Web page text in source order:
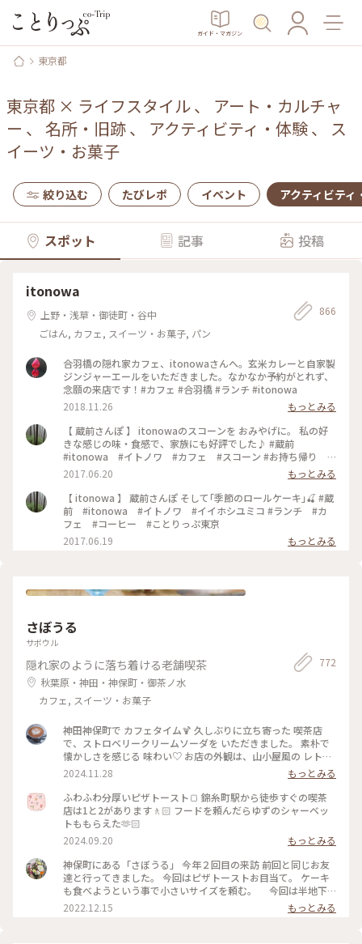
ガイド・マガジン
東京都
東京都 × ライフスタイル、 アート・カルチャ
ー 、 名所・旧跡、 アクティビティ・体験、 ス
イーツ・お菓子
絞り込む たびレポ イベント アクティビティ
スポット 記事 投稿
itonowa
上野・浅草・御徒町・谷中
ごはん, カフェ, スイーツ・お菓子, パン
866
合羽橋の隠れ家カフェ、itonowaさんへ。玄米カレーと自家製
ジンジャーエールをいただきました。なかなか予約がとれず、
念願の来店です！#カフェ #合羽橋 #ランチ #itonowa
2018.11.26
もっとみる
【 蔵前さんぽ 】 itonowaのスコーンを おみやげに。 私の好
きな感じの味・食感で、家族にも好評でした♪ #蔵前
#itonowa #イトノワ #カフェ #スコーン #お持ち帰り #
おみやげ
2017.06.20
もっとみる
【 itonowa 】 蔵前さんぽ そして｢季節のロールケーキ｣🍒 #蔵
前 #itonowa #イトノワ #イイホシユミコ #ランチ #カ
フェ #コーヒー #ことりっぷ東京
2017.06.19
もっとみる
さぼうる
サボウル
隠れ家のように落ち着ける老舗喫茶
秋葉原・神田・神保町・御茶ノ水
カフェ, スイーツ・お菓子
772
神田神保町で カフェタイム🍹 久しぶりに立ち寄った 喫茶店
で、ストロベリークリームソーダを いただきました。 素朴で
懐かしさを感じる 味わい♡ お店の外観は、山小屋風の レトロ
な佇まい、 ダイヤル式の 赤電話も 懐かしい♡ (この赤電話、
今でも現役らしいのですが、確かなところは不明です) 店内
も、小スペースながら 落ち着いた雰囲気、一人でまったりす
るのには、心地よい場所です。 開業したのは、約70年前なの
だそう。 創業当時から 受け継がれた 数々のメニューは、今も
健在、今回 いただいた クリームソーダも、その中のひとつで
す。 最近、あちらこちらで 目にするようになった カラフルな
クリームソーダは、こちらのお店から 始まったのだとか。 何
とも、歴史を感じさせてくれます。 コーヒーをいただくつもり
でしたが、この日は 気温が高く、冷たい飲み物で 季節外れの
クールダウン💦 これで、クリームソーダは、飲み納めかなぁ…
なんて思いながら、ゆっくりと味わって いただきました。 #カ
2024.11.28
もっとみる
ふわふわ分厚いピザトースト🍞 錦糸町駅から徒歩すぐの喫茶
店は1と2があります🚶🏻 フードを頼んだらゆずのシャーベッ
トももらえた🫶🏻
2024.09.20
もっとみる
神保町にある「さぼうる」 今年２回目の来訪 前回と同じお友
達と行ってきました。 今回はピザトーストお目当て。 ケーキ
も食べようという事で小さいサイズを頼む。 今回は半地下
の席に通されて。 場所も駅前、老舗有名店だけあって、平日な
のに ひっきりなしに来客が。混雑してました。 お口なおしに
2022.12.15 もっとみる